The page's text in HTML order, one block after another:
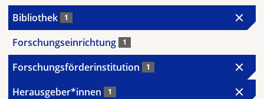
Bibliothek 1
Forschungseinrichtung 1
Forschungsförderinstitution 1
Herausgeber*innen 1